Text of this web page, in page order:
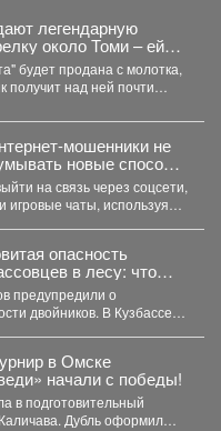
легендарную
около Томи – ей
будет продана с молотка,
получит над ней почти
мошенники не
новые способы
на связь через соцсети,
игровые чаты, используя
опасность
в лесу: что
предупредили о
В Кузбассе
в Омске
начали с победы!
в подготовительный
Дубль оформил